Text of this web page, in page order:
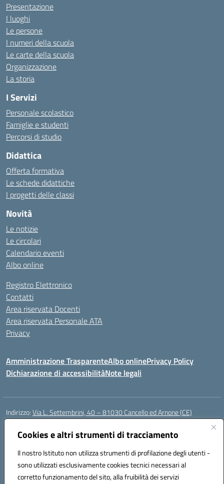
Cookies e altri strumenti di tracciamento
Il nostro Istituto non utilizza strumenti di profilazione degli utenti -
sono utilizzati esclusivamente cookies tecnici necessari al
corretto funzionamento del sito, alla fruibilità dei servizi
Presentazione
I luoghi
Le persone
I numeri della scuola
Le carte della scuola
Organizzazione
La storia
I Servizi
Personale scolastico
Famiglie e studenti
Percorsi di studio
Didattica
Offerta formativa
Le schede didattiche
I progetti delle classi
Novità
Le notizie
Le circolari
Calendario eventi
Albo online
Registro Elettronico
Contatti
Area riservata Docenti
Area riservata Personale ATA
Privacy
Amministrazione TrasparenteAlbo onlinePrivacy Policy
Dichiarazione di accessibilitàNote legali
Indirizzo:Via L. Settembrini, 40 – 81030 Cancello ed Arnone (CE)
Centralino:
Posta elettronica certificata (PEC):ceic818008@pec.istruzione.it
Codice fiscale: 80009710619
Codice meccanografico:CEIC818008
Codice Indice delle Pubbliche Amministrazioni (IPA): istsc_ceic818008